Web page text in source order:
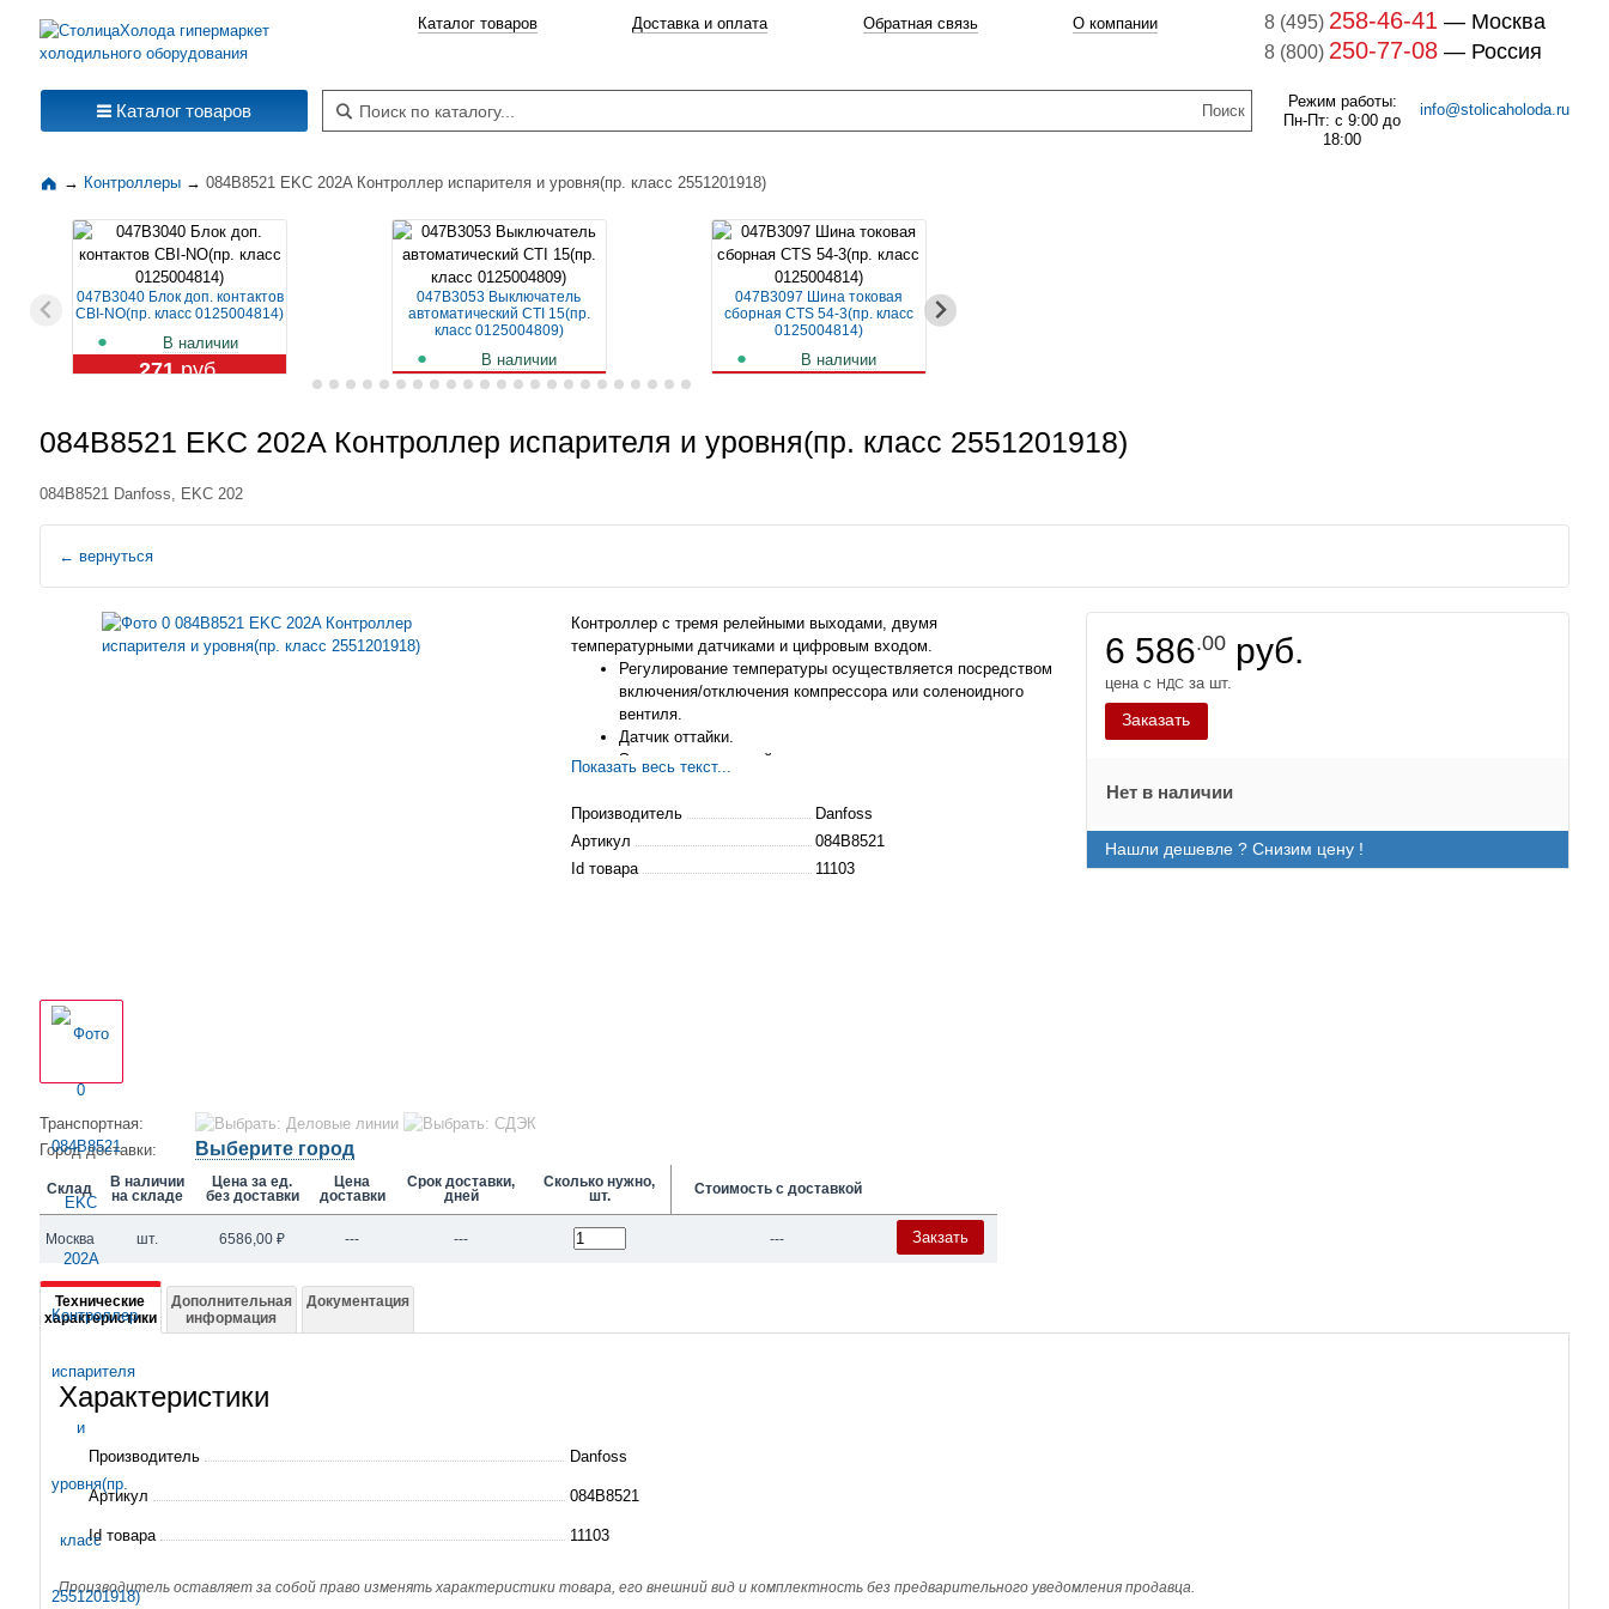
Каталог товаров Доставка и оплата Обратная связь О компании
Поиск по каталогу
8 (495) 258-46-41 — Москва
8 (800) 250-77-08 — Россия
Режим работы:
Пн-Пт: с 9:00 до
18:00
info@stolicaholoda.ru
Каталог товаров
→ Контроллеры → 084B8521 EKC 202A Контроллер испарителя и уровня(пр. класс 2551201918)
047B3040 Блок доп. контактов
CBI-NO(пр. класс 0125004814)
В наличии
271руб.
047B3053 Выключатель
автоматический CTI 15(пр.
класс 0125004809)
В наличии
1 119 руб.
047B3097 Шина токовая
сборная CTS 54-3(пр. класс
0125004814)
В наличии
084B8521 EKC 202A Контроллер испарителя и уровня(пр. класс 2551201918)
084B8521 Danfoss, EKC 202
← вернуться
Контроллер с тремя релейными выходами, двумя
температурными датчиками и цифровым входом.
Регулирование температуры осуществляется посредством
включения/отключения компрессора или соленоидного
вентиля.
Датчик оттайки.
Электрическая оттайка.
Показать весь текст...
Производитель
Danfoss
Артикул
084B8521
Id товара
11103
6 586.00 руб.
цена с НДС за шт.
Заказать
Нет в наличии
Нашли дешевле ? Снизим цену !
Транспортная:
Город доставки:
Выберите город
Склад
В наличии
на складе
Цена за ед.
без доставки
Цена
доставки
Срок доставки,
дней
Сколько нужно,
шт.
Стоимость с доставкой
Москва шт. 6586,00 ₽ --- --- --- Закзать
Подробная
информация
о
084B8521
EKC
202A
Контроллер
испарителя
и
Технические
характеристики
Дополнительная
информация
Документация
Характеристики
Производитель Danfoss
Артикул 084B8521
Id товара 11103
Производитель оставляет за собой право изменять характеристики товара, его внешний вид и комплектность без предварительного уведомления продавца.